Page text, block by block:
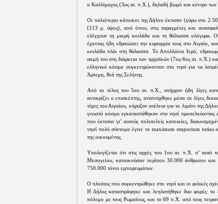
ο Καλλίμαχος (3ος αι. π.Χ.), δηλαδή βωμό και κέντρο των
Οι παλιότεροι κάτοικοι της Δήλου έκτισαν (γύρω στο
(113 μ. ύψος), από όπου, στις ταραγμένες και
ελέγχουν τη μικρή κοιλάδα και τη θάλασσα
έχοντας ήδη εδραιώσει την κυριαρχία τους στο Αιγαίο,
κοιλάδα πλάι στη θάλασσα. Το Απολλώνιο Ιερό,
ακμή του στη διάρκεια των αρχαϊκών (7ος-6ος αι. π.Χ.)
ελληνικό κόσμο συγκεντρώνονταν στο νησί για να
Άρτεμη, θεά της Σελήνης.
Από το τέλος του 5ου αι. π.Χ., υπήρχαν ήδη λίγες
αντικρίζει ο επισκέπτης, αναπτύχθηκε μέσα σε λίγες
τύχες του Αιγαίου, κήρυξαν ατέλεια για το λιμάνι της
γνωστό κόσμο εγκαταστάθηκαν στο νησί
που έκτισαν γι’ αυτούς πολυτελείς κατοικίες,
νησί πολύ σύντομα έγινε το maximum emporium totius
της οικουμένης.
Υπολογίζεται ότι στις αρχές του 1ου αι. π.Χ. σ’ αυτό
Μεσογείου, κατοικούσαν περίπου 30.000 άνθρωποι και
750.000 τόνοι εμπορευμάτων.
Ο πλούτος που συγκεντρώθηκε στο νησί και οι φιλικές
Η Δήλος καταστράφηκε και λεηλατήθηκε δυο φορές:
πόλεμο με τους Ρωμαίους, και το 69 π.Χ. από τους